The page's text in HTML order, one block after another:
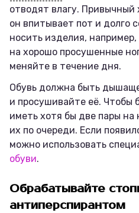
отводят влагу. Привычный
он впитывает пот и долго
носить изделия,
на хорошо просушенные
меняйте в течение дня.
Обувь должна быть
и просушивайте её. Чтобы
иметь хотя бы две пары
их по очереди. Если
можно использовать
обуви.
Обрабатывайте
антиперспирантом